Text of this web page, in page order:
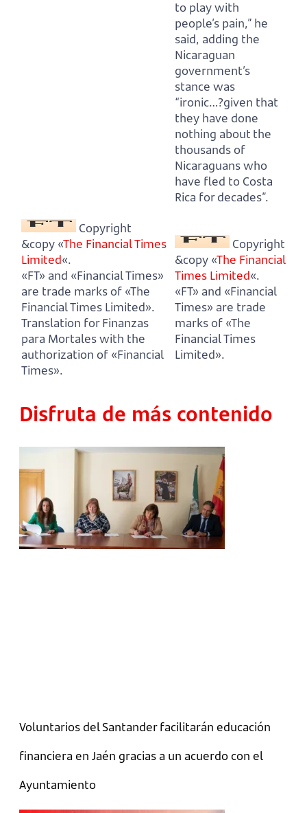
to play with
people’s pain,” he
said, adding the
Nicaraguan
government’s
stance was
“ironic…?given that
they have done
nothing about the
thousands of
Nicaraguans who
have fled to Costa
Rica for decades”.
Copyright
&copy «The Financial Times
Limited«.
«FT» and «Financial Times»
are trade marks of «The
Financial Times Limited».
Translation for Finanzas
para Mortales with the
authorization of «Financial
Times».
Copyright
&copy «The Financial
Times Limited«.
«FT» and «Financial
Times» are trade
marks of «The
Financial Times
Limited».
Disfruta de más contenido
Voluntarios del Santander facilitarán educación
financiera en Jaén gracias a un acuerdo con el
Ayuntamiento